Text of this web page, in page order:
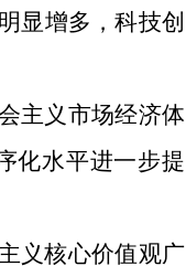
显增多，科技创
主义市场经济体
化水平进一步提
义核心价值观广